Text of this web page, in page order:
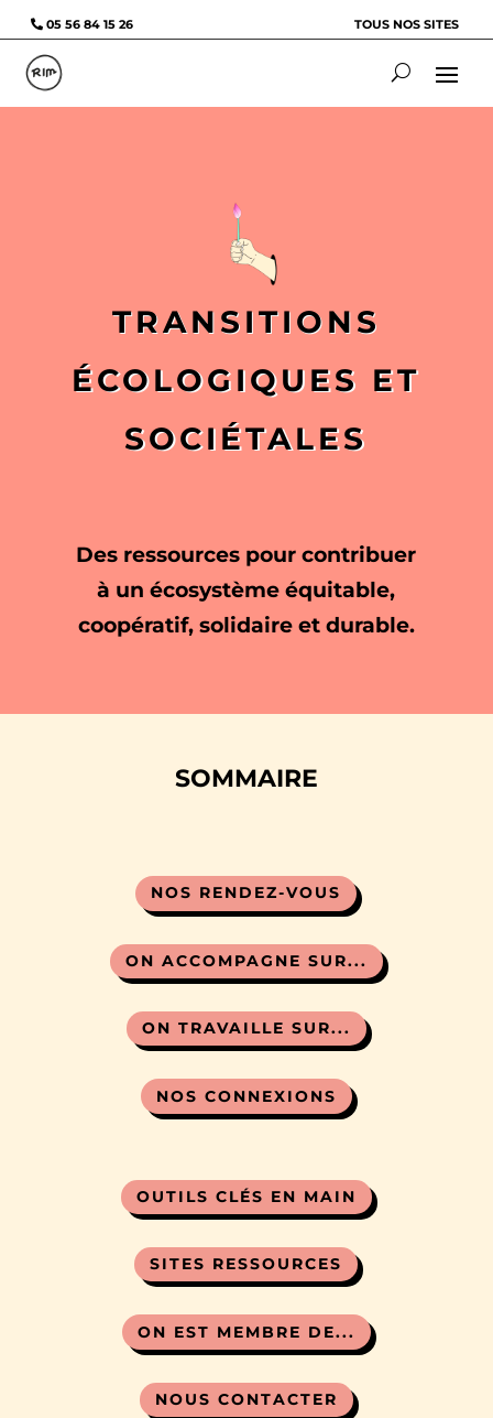
05 56 84 15 26 TOUS NOS SITES
TRANSITIONS
ÉCOLOGIQUES ET
SOCIÉTALES
Des ressources pour contribuer
à un écosystème équitable,
coopératif, solidaire et durable.
SOMMAIRE
NOS RENDEZ-VOUS
ON ACCOMPAGNE SUR...
ON TRAVAILLE SUR...
NOS CONNEXIONS
OUTILS CLÉS EN MAIN
SITES RESSOURCES
ON EST MEMBRE DE...
NOUS CONTACTER